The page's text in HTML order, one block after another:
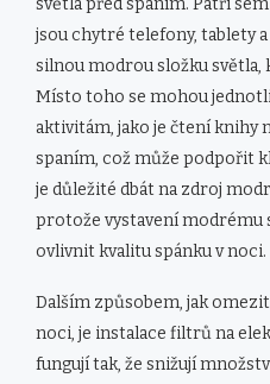
světla před spaním. Patří
jsou chytré telefony, tablety
silnou modrou složku světla,
Místo toho se mohou
aktivitám, jako je čtení knihy
spaním, což může podpořit
je důležité dbát na zdroj
protože vystavení modrému
ovlivnit kvalitu spánku v noci.
Dalším způsobem, jak
noci, je instalace filtrů na
fungují tak, že snižují